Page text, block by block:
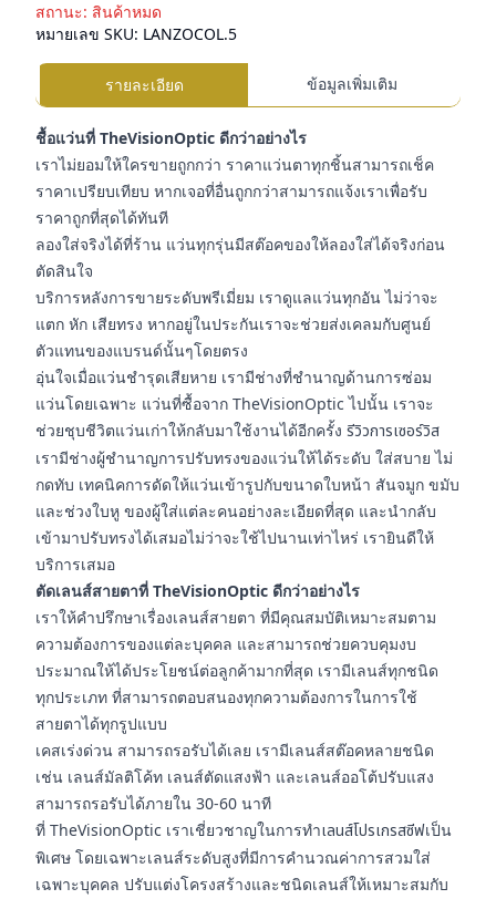
สถานะ: สินค้าหมด
หมายเลข SKU: LANZOCOL.5
รายละเอียด ข้อมูลเพิ่มเติม
ชื้อแว่นที่ TheVisionOptic ดีกว่าอย่างไร
เราไม่ยอมให้ใครขายถูกกว่า ราคาแว่นตาทุกชิ้นสามารถเช็ค
ราคาเปรียบเทียบ หากเจอที่อื่นถูกกว่าสามารถแจ้งเราเพื่อรับ
ราคาถูกที่สุดได้ทันที
ลองใส่จริงได้ที่ร้าน แว่นทุกรุ่นมีสต๊อคของให้ลองใส่ได้จริงก่อน
ตัดสินใจ
บริการหลังการขายระดับพรีเมี่ยม เราดูแลแว่นทุกอัน ไม่ว่าจะ
แตก หัก เสียทรง หากอยู่ในประกันเราจะช่วยส่งเคลมกับศูนย์
ตัวแทนของแบรนด์นั้นๆโดยตรง
อุ่นใจเมื่อแว่นชำรุดเสียหาย เรามีช่างที่ชำนาญด้านการซ่อม
แว่นโดยเฉพาะ แว่นที่ซื้อจาก TheVisionOptic ไปนั้น เราจะ
ช่วยชุบชีวิตแว่นเก่าให้กลับมาใช้งานได้อีกครั้ง รีวิวการเซอร์วิส
เรามีช่างผู้ชำนาญการปรับทรงของแว่นให้ได้ระดับ ใส่สบาย ไม่
กดทับ เทคนิคการดัดให้แว่นเข้ารูปกับขนาดใบหน้า สันจมูก ขมับ
และช่วงใบหู ของผู้ใส่แต่ละคนอย่างละเอียดที่สุด และนำกลับ
เข้ามาปรับทรงได้เสมอไม่ว่าจะใช้ไปนานเท่าไหร่ เรายินดีให้
บริการเสมอ
ตัดเลนส์สายตาที่ TheVisionOptic ดีกว่าอย่างไร
เราให้คำปรึกษาเรื่องเลนส์สายตา ที่มีคุณสมบัติเหมาะสมตาม
ความต้องการของแต่ละบุคคล และสามารถช่วยควบคุมงบ
ประมาณให้ได้ประโยชน์ต่อลูกค้ามากที่สุด เรามีเลนส์ทุกชนิด
ทุกประเภท ที่สามารถตอบสนองทุกความต้องการในการใช้
สายตาได้ทุกรูปแบบ
เคสเร่งด่วน สามารถรอรับได้เลย เรามีเลนส์สต๊อคหลายชนิด
เช่น เลนส์มัลติโค้ท เลนส์ตัดแสงฟ้า และเลนส์ออโต้ปรับแสง
สามารถรอรับได้ภายใน 30-60 นาที
ที่ TheVisionOptic เราเชี่ยวชาญในการทำเลนส์โปรเกรสซีฟเป็น
พิเศษ โดยเฉพาะเลนส์ระดับสูงที่มีการคำนวณค่าการสวมใส่
เฉพาะบุคคล ปรับแต่งโครงสร้างและชนิดเลนส์ให้เหมาะสมกับ